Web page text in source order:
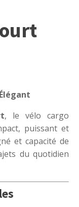
, le vélo cargo
puissant et
et capacité de
du quotidien